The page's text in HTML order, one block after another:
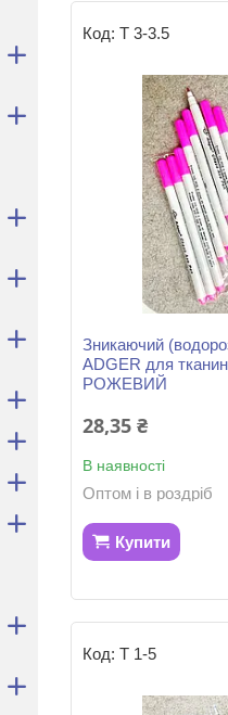
Т 3-3.5
Зникаючий
ADGER для
РОЖЕВИЙ
28,35 ₴
В наявності
Оптом і в роздріб
Купити
Т 1-5